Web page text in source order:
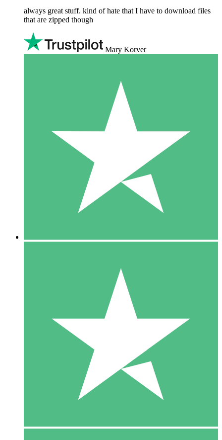
always great stuff. kind of hate that I have to download files
that are zipped though
Mary Korver